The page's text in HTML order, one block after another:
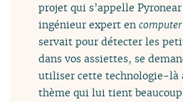
projet qui s’appelle Pyronear
ingénieur expert en
servait pour détecter les
dans vos assiettes, se
utiliser cette technologie-là
thème qui lui tient